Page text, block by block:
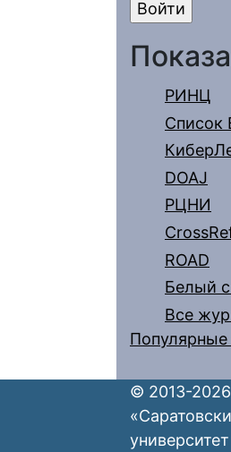
РИНЦ
Список
DOAJ
РЦНИ
ROAD
Белый
Все
Популярные
© 2013-